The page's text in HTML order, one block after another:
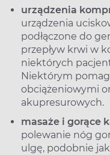
urządzenia
urządzenia
podłączone do
przepływ krwi w
niektórych
Niektórym
obciążeniowymi
akupresurowych.
masaże i gorące
polewanie nóg
ulgę, podobnie